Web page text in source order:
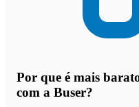
Por que é mais
com a Buser?